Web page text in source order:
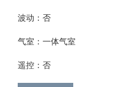
波动：否
气室：一体气室
遥控：否